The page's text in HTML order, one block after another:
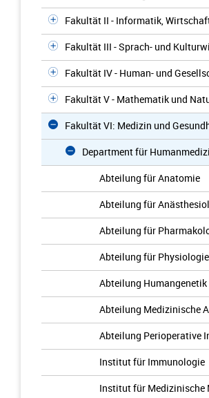
Fakultät II - Informatik,
Fakultät III - Sprach- und
Fakultät IV - Human- und
Fakultät V - Mathematik und
Fakultät VI: Medizin und
Department für
Abteilung für Anatomie
Abteilung für
Abteilung für
Abteilung für Physiologie
Abteilung Humangenetik
Abteilung Medizinische
Abteilung Perioperative
Institut für Immunologie
Institut für Medizinische